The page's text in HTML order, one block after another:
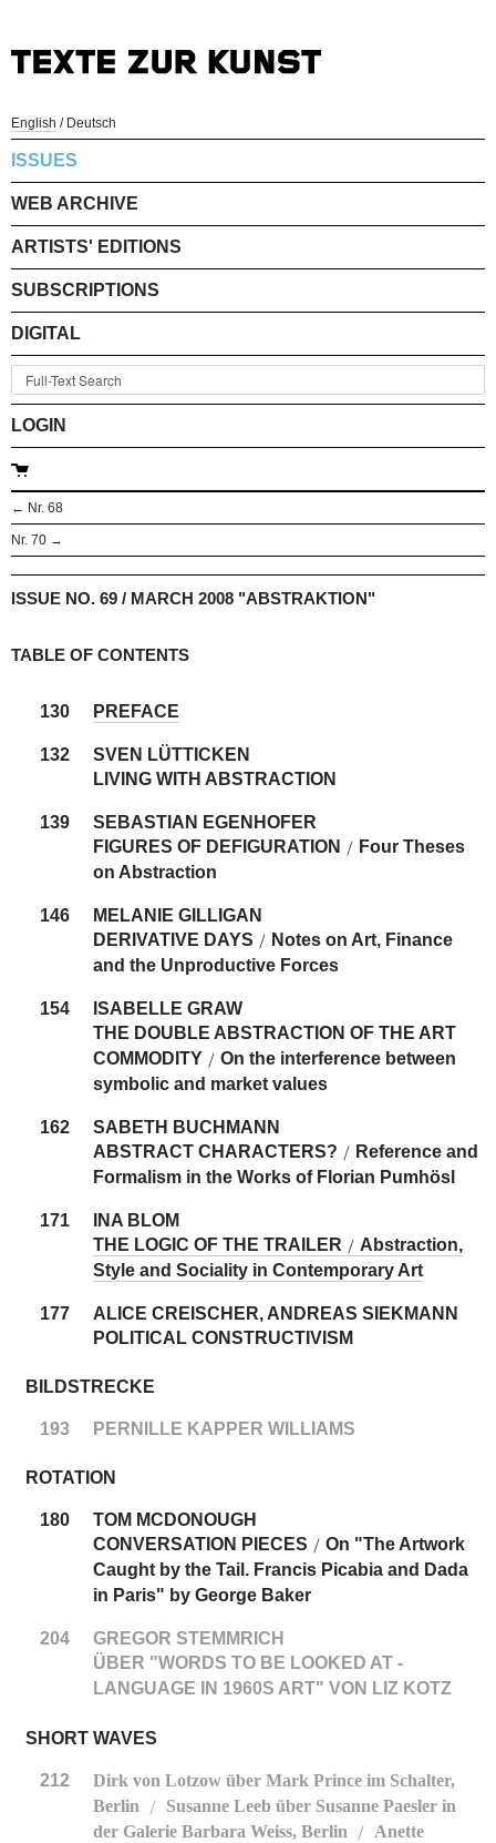
English / Deutsch
ISSUES
WEB ARCHIVE
ARTISTS' EDITIONS
SUBSCRIPTIONS
DIGITAL
LOGIN
← Nr. 68
Nr. 70 →
ISSUE NO. 69 / MARCH 2008 "ABSTRAKTION"
TABLE OF CONTENTS
130 PREFACE
132
SVEN LÜTTICKEN
LIVING WITH ABSTRACTION
139
SEBASTIAN EGENHOFER
FIGURES OF DEFIGURATION / Four Theses
on Abstraction
146
MELANIE GILLIGAN
DERIVATIVE DAYS / Notes on Art, Finance
and the Unproductive Forces
154
ISABELLE GRAW
THE DOUBLE ABSTRACTION OF THE ART
COMMODITY / On the interference between
symbolic and market values
162
SABETH BUCHMANN
ABSTRACT CHARACTERS? / Reference and
Formalism in the Works of Florian Pumhösl
171
INA BLOM
THE LOGIC OF THE TRAILER / Abstraction,
Style and Sociality in Contemporary Art
177
ALICE CREISCHER, ANDREAS SIEKMANN
POLITICAL CONSTRUCTIVISM
BILDSTRECKE
193 PERNILLE KAPPER WILLIAMS
ROTATION
180
TOM MCDONOUGH
CONVERSATION PIECES / On "The Artwork
Caught by the Tail. Francis Picabia and Dada
in Paris" by George Baker
204
GREGOR STEMMRICH
ÜBER "WORDS TO BE LOOKED AT -
LANGUAGE IN 1960S ART" VON LIZ KOTZ
SHORT WAVES
212
Dirk von Lotzow über Mark Prince im Schalter,
Berlin
/ Susanne Leeb über Susanne Paesler in
der Galerie Barbara Weiss, Berlin
/ Anette